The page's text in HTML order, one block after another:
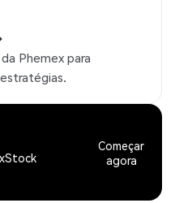
Phemex para
Começar
agora